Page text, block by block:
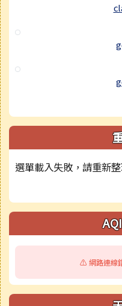
選單載入失敗，請重新整
⚠️ 網路連線